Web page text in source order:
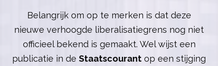
Belangrijk om op te merken is dat deze
nieuwe verhoogde liberalisatiegrens nog niet
officieel bekend is gemaakt. Wel wijst een
publicatie in de Staatscourant op een stijging